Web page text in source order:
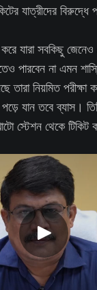
যাত্রীদের
করে যারা সবকিছু
পারবেন না এমন
তারা নিয়মিত পরীক্ষা
পড়ে যান তবে ব্যাস।
স্টেশন থেকে টিকিট